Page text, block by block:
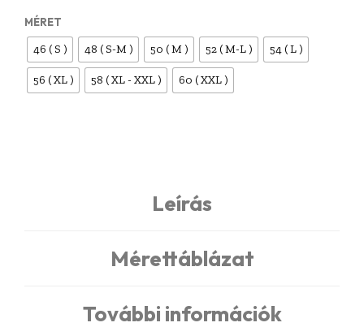
MÉRET
46 ( S ) 48 ( S-M ) 50 ( M ) 52 ( M-L ) 54 ( L )
56 ( XL ) 58 ( XL - XXL ) 60 ( XXL )
Leírás
Mérettáblázat
További információk